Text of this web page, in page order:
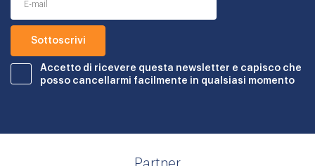
Accetto di ricevere questa newsletter e capisco che
posso cancellarmi facilmente in qualsiasi momento